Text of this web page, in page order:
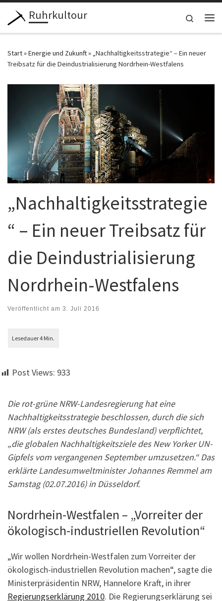
Zum Inhalt springen
Ruhrkultour
Search
Start»Energie und Zukunft» „Nachhaltigkeitsstrategie“ – Ein neuer
Treibsatz für die Deindustrialisierung Nordrhein-Westfalens
„Nachhaltigkeitsstrategie
“ – Ein neuer Treibsatz für
die Deindustrialisierung
Nordrhein-Westfalens
Veröffentlicht am 3. Juli 2016
Post Views: 933
Die rot-grüne NRW-Landesregierung hat eine
Nachhaltigkeitsstrategie beschlossen, durch die sich
NRW (als erstes deutsches Bundesland) verpflichtet,
„die globalen Nachhaltigkeitsziele des New Yorker UN-
Gipfels vom vergangenen September umzusetzen.“ Das
erklärte Landesumweltminister Johannes Remmel am
Samstag (02.07.2016) in Düsseldorf.
Nordrhein-Westfalen – „Vorreiter der
ökologisch-industriellen Revolution“
„Wir wollen Nordrhein-Westfalen zum Vorreiter der
ökologisch-industriellen Revolution machen“, sagte die
Ministerpräsidentin NRW, Hannelore Kraft, in ihrer
Regierungserklärung 2010. Die Regierungserklärung sei